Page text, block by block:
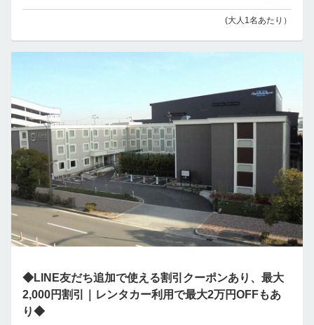
(大人1名あたり）
◆LINE友だち追加で使える割引クーポンあり、最大
2,000円割引｜レンタカー利用で最大2万円OFFもあ
り◆